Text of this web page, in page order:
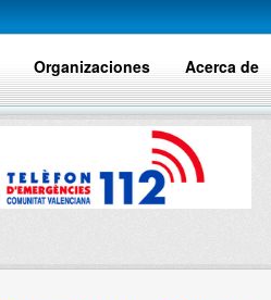
Organizaciones Acerca de